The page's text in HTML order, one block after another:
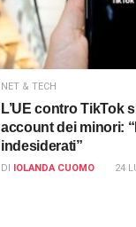
NET & TECH
L’UE contro TikTok
account dei minori:
indesiderati”
DI IOLANDA CUOMO 24